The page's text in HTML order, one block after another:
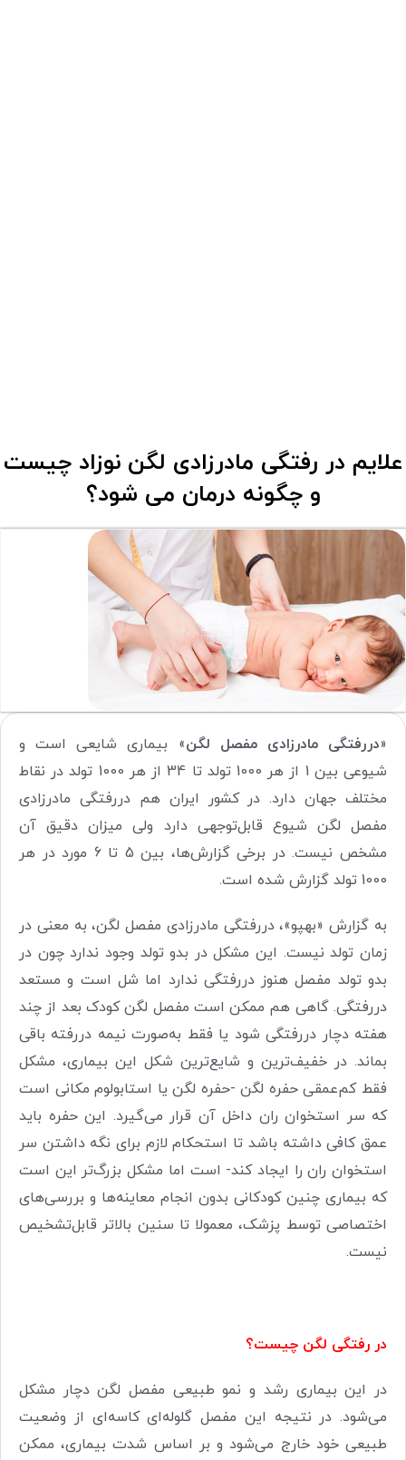
علایم در رفتگی مادرزادی لگن نوزاد چیست
و چگونه درمان می شود؟
«دررفتگی مادرزادی مفصل لگن» بیماری شایعی است و
شیوعی بین 1 از هر 1000 تولد تا 34 از هر 1000 تولد در نقاط
مختلف جهان دارد. در کشور ایران هم دررفتگی مادرزادی
مفصل لگن شیوع قابل‌توجهی دارد ولی میزان دقیق آن
مشخص نیست. در برخی گزارش‌ها، بین 5 تا 6 مورد در هر
1000 تولد گزارش شده است.
به گزارش «بهپو»، دررفتگی مادرزادی مفصل لگن، به معنی در
زمان تولد نیست. این مشکل در بدو تولد وجود ندارد چون در
بدو تولد مفصل هنوز دررفتگی ندارد اما شل است و مستعد
دررفتگی. گاهی هم ممکن است مفصل لگن کودک بعد از چند
هفته دچار دررفتگی شود یا فقط به‌صورت نیمه دررفته باقی
بماند. در خفیف‌ترین و شایع‌ترین شکل این بیماری، مشکل
فقط کم‌عمقی حفره لگن -حفره لگن یا استابولوم مکانی است
که سر استخوان ران داخل آن قرار می‌گیرد. این حفره باید
عمق کافی داشته باشد تا استحکام لازم برای نگه داشتن سر
استخوان ران را ایجاد کند- است اما مشکل بزرگ‌تر این است
که بیماری چنین کودکانی بدون انجام معاینه‌ها و بررسی‌های
اختصاصی توسط پزشک، معمولا تا سنین بالاتر قابل‌تشخیص
نیست.
در رفتگی لگن چیست؟
در این بیماری رشد و نمو طبیعی مفصل لگن دچار مشکل
می‌شود. در نتیجه این مفصل گلوله‌ای کاسه‌ای از وضعیت
طبیعی خود خارج می‌شود و بر اساس شدت بیماری، ممکن